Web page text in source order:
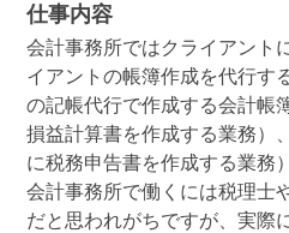
仕事内容
会計事務所ではクライアント
イアントの帳簿作成を代行す
の記帳代行で作成する会計帳
損益計算書を作成する業務）
に税務申告書を作成する業務
会計事務所で働くには税理士
だと思われがちですが、実際